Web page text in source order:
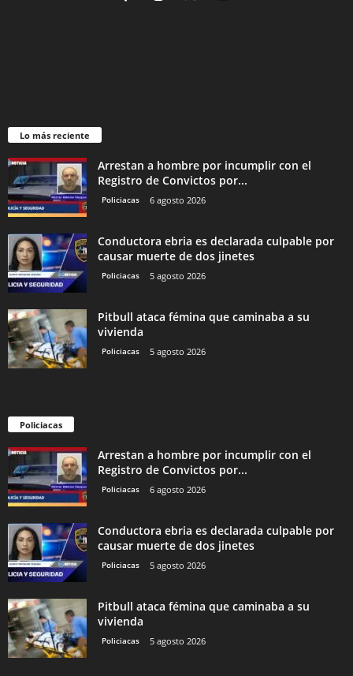
Lo más reciente
Arrestan a hombre por incumplir con el
Registro de Convictos por...
Policiacas 6 agosto 2026
Conductora ebria es declarada culpable por
causar muerte de dos jinetes
Policiacas 5 agosto 2026
Pitbull ataca fémina que caminaba a su
vivienda
Policiacas 5 agosto 2026
Policiacas
Arrestan a hombre por incumplir con el
Registro de Convictos por...
Policiacas 6 agosto 2026
Conductora ebria es declarada culpable por
causar muerte de dos jinetes
Policiacas 5 agosto 2026
Pitbull ataca fémina que caminaba a su
vivienda
Policiacas 5 agosto 2026